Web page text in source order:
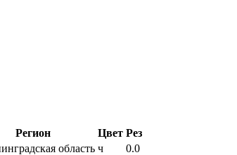
Регион Цвет Рез
область ч
0.0